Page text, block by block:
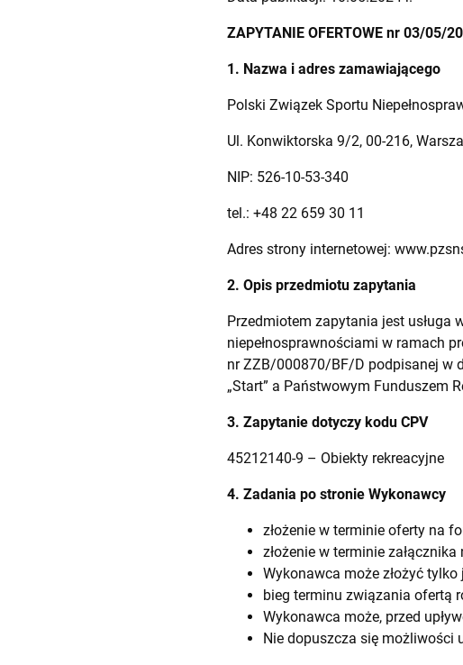
ZAPYTANIE OFERTOWE nr 03/05/
1. Nazwa i adres zamawiającego
Polski Związek Sportu
Ul. Konwiktorska 9/2, 00-216,
NIP: 526-10-53-340
tel.: +48 22 659 30 11
Adres strony internetowej:
2. Opis przedmiotu zapytania
Przedmiotem zapytania jest
niepełnosprawnościami w ramach
nr ZZB/000870/BF/D podpisanej w
„Start” a Państwowym Funduszem
3. Zapytanie dotyczy kodu CPV
45212140-9 – Obiekty rekreacyjne
4. Zadania po stronie Wykonawcy
złożenie w terminie oferty na
złożenie w terminie załącznika
Wykonawca może złożyć
bieg terminu związania ofertą
Wykonawca może, przed
Nie dopuszcza się możliwości